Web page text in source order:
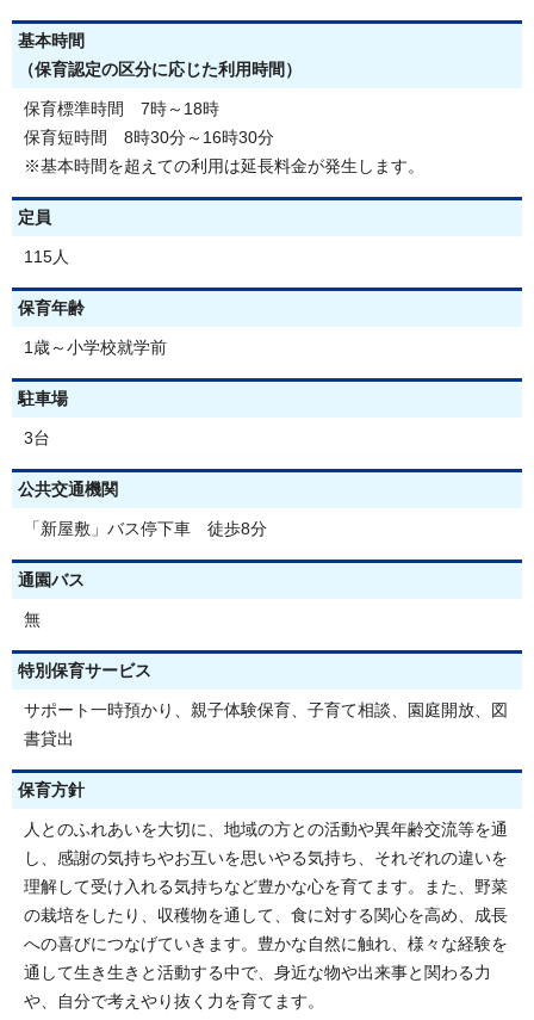
基本時間
（保育認定の区分に応じた利用時間）
保育標準時間 7時～18時
保育短時間 8時30分～16時30分
※基本時間を超えての利用は延長料金が発生します。
定員
115人
保育年齢
1歳～小学校就学前
駐車場
3台
公共交通機関
「新屋敷」バス停下車 徒歩8分
通園バス
無
特別保育サービス
サポート一時預かり、親子体験保育、子育て相談、園庭開放、図
書貸出
保育方針
人とのふれあいを大切に、地域の方との活動や異年齢交流等を通
し、感謝の気持ちやお互いを思いやる気持ち、それぞれの違いを
理解して受け入れる気持ちなど豊かな心を育てます。また、野菜
の栽培をしたり、収穫物を通して、食に対する関心を高め、成長
への喜びにつなげていきます。豊かな自然に触れ、様々な経験を
通して生き生きと活動する中で、身近な物や出来事と関わる力
や、自分で考えやり抜く力を育てます。